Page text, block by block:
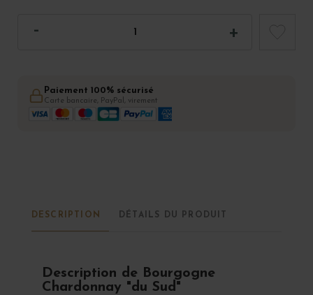
Paiement 100% sécurisé
Carte bancaire, PayPal, virement
DESCRIPTION DÉTAILS DU PRODUIT
Description de Bourgogne
Chardonnay "du Sud"